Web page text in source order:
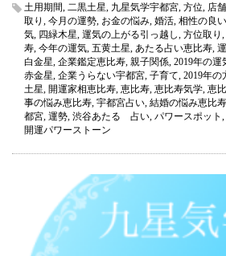
星
の
2019
年
1
月
運
気
（今
月
気）
恵
比
寿・
都
土用期間, 二黒土星, 九星気学宇都宮, 方位, 店
取り , 今月の運勢, お金の悩み, 婚活, 相性の良
気, 四緑木星, 運気の上がる引っ越し, 方位取り ,
寿, 今年の運気, 五黄土星, あたる占い恵比寿,
白金星, 企業鑑定恵比寿, 親子関係, 2019年の運
赤金星, 企業うらない宇都宮, 子育て, 2019年の
土星, 開運家相恵比寿, 恵比寿, 恵比寿気学, 恵
事の悩み恵比寿, 宇都宮占い, 結婚の悩み恵比寿
都宮, 運勢, 渋谷あたる 占い, パワースポット ,
開運パワーストーン